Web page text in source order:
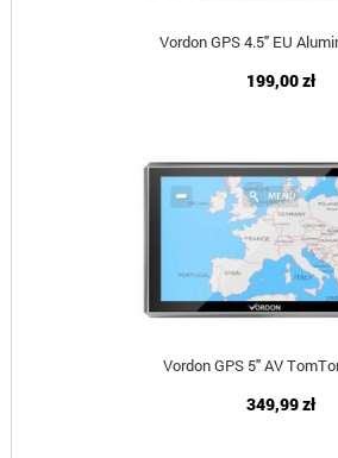
Vordon GPS 4.5" EU
199,00 zł
Vordon GPS 5" AV
349,99 zł